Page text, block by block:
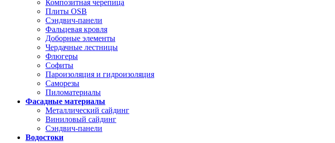
Композитная черепица
Плиты OSB
Сэндвич-панели
Фальцевая кровля
Доборные элементы
Чердачные лестницы
Флюгеры
Софиты
Пароизоляция и гидроизоляция
Саморезы
Пиломатериалы
Фасадные материалы
Металлический сайдинг
Виниловый сайдинг
Сэндвич-панели
Водостоки